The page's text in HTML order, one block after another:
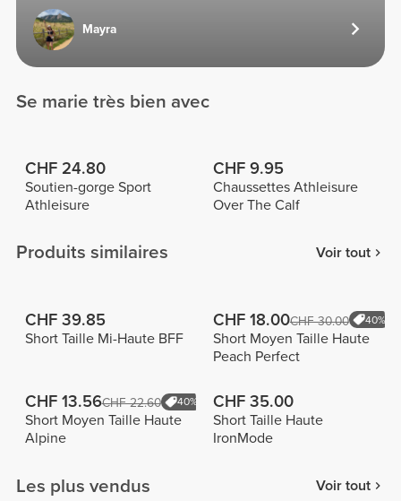
Mayra
Se marie très bien avec
CHF 24.80
Soutien-gorge Sport
Athleisure
CHF 9.95
Chaussettes Athleisure
Over The Calf
Produits similaires Voir tout
CHF 39.85
Short Taille Mi-Haute BFF
CHF 18.00CHF 30.00 40%
Short Moyen Taille Haute
Peach Perfect
CHF 13.56CHF 22.60 40%
Short Moyen Taille Haute
Alpine
CHF 35.00
Short Taille Haute
IronMode
Les plus vendus Voir tout